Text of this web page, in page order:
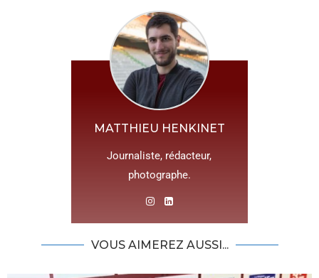
MATTHIEU HENKINET
Journaliste, rédacteur,
photographe.
VOUS AIMEREZ AUSSI...